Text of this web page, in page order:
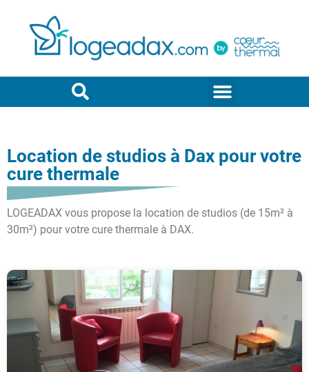
Location de studios à Dax pour votre
cure thermale
LOGEADAX vous propose la location de studios (de 15m² à
30m²) pour votre cure thermale à DAX.